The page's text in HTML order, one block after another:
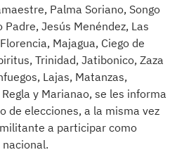
Palma Soriano, Songo
Padre, Jesús Menéndez, Las
Majagua, Ciego de
Trinidad, Jatibonico, Zaza
Lajas, Matanzas,
y Marianao, se les informa
de elecciones, a la misma vez
a participar como